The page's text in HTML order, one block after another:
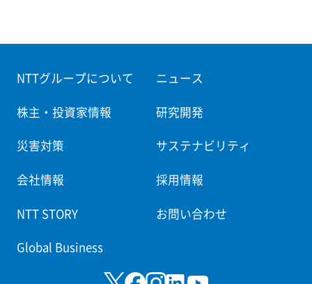
NTTグループについて ニュース
株主・投資家情報 研究開発
災害対策 サステナビリティ
会社情報 採用情報
NTT STORY お問い合わせ
Global Business